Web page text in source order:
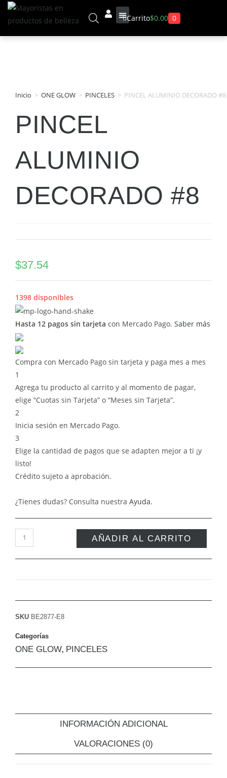
Carrito$0.00 0
Inicio > ONE GLOW > PINCELES > PINCEL ALUMINIO DECORADO #8
PINCEL
ALUMINIO
DECORADO #8
$37.54
1398 disponibles
Hasta 12 pagos sin tarjeta con Mercado Pago. Saber más
Compra con Mercado Pago sin tarjeta y paga mes a mes
1
Agrega tu producto al carrito y al momento de pagar,
elige “Cuotas sin Tarjeta” o “Meses sin Tarjeta”.
2
Inicia sesión en Mercado Pago.
3
Elige la cantidad de pagos que se adapten mejor a ti ¡y
listo!
Crédito sujeto a aprobación.
¿Tienes dudas? Consulta nuestra Ayuda.
AÑADIR AL CARRITO
SKU BE2877-E8
Categorías
ONE GLOW, PINCELES
INFORMACIÓN ADICIONAL
VALORACIONES (0)